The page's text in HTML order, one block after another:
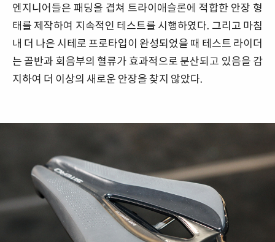
엔지니어들은 패딩을 겹쳐 트라이애슬론에 적합한 안장 형
태를 제작하여 지속적인 테스트를 시행하였다. 그리고 마침
내 더 나은 시테로 프로타입이 완성되었을 때 테스트 라이더
는 골반과 회음부의 혈류가 효과적으로 분산되고 있음을 감
지하여 더 이상의 새로운 안장을 찾지 않았다.